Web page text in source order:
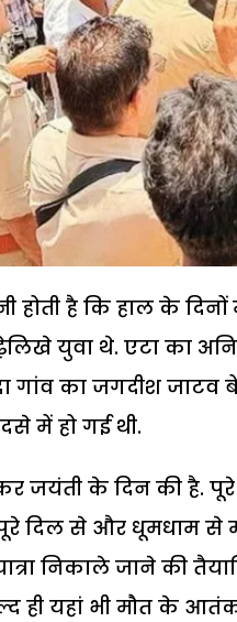
होती है कि हाल के
युवा थे. एटा का
गांव का जगदीश
में हो गई थी.
जयंती के दिन की है.
दिल से और धूमधाम से
निकाले जाने की
ही यहां भी मौत के